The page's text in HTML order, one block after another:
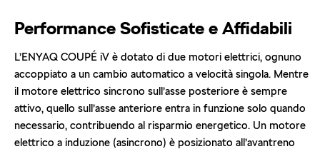
Performance Sofisticate e Affidabili
L’ENYAQ COUPÉ iV è dotato di due motori elettrici, ognuno
accoppiato a un cambio automatico a velocità singola. Mentre
il motore elettrico sincrono sull’asse posteriore è sempre
attivo, quello sull’asse anteriore entra in funzione solo quando
necessario, contribuendo al risparmio energetico. Un motore
elettrico a induzione (asincrono) è posizionato all’avantreno